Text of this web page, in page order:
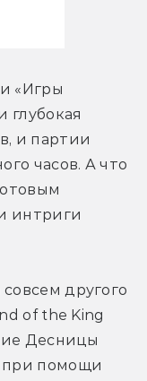
«Игры
глубокая
и партии
часов. А что
интриги
другого
of the King
Десницы
при помощи